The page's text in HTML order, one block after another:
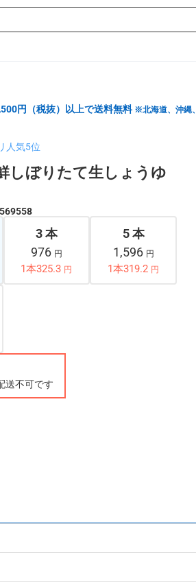
円（税抜）以上で送料無料 ※北海道、沖縄、
人気5位
しぼりたて生しょうゆ
3 本
976 円
1本325.3 円
5 本
1,596 円
1本319.2 円
送不可です